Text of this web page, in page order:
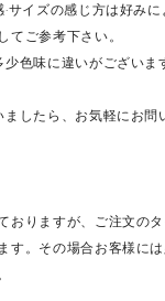
サイズの感じ方は好み
てご参考下さい。
色味に違いがございま
したら、お気軽にお問
おりますが、ご注文の
す。その場合お客様に